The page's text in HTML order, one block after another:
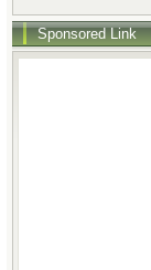
Sponsored Link